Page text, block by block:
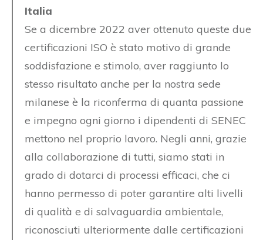
Italia
Se a dicembre 2022 aver ottenuto queste due
certificazioni ISO è stato motivo di grande
soddisfazione e stimolo, aver raggiunto lo
stesso risultato anche per la nostra sede
milanese è la riconferma di quanta passione
e impegno ogni giorno i dipendenti di SENEC
mettono nel proprio lavoro. Negli anni, grazie
alla collaborazione di tutti, siamo stati in
grado di dotarci di processi efficaci, che ci
hanno permesso di poter garantire alti livelli
di qualità e di salvaguardia ambientale,
riconosciuti ulteriormente dalle certificazioni